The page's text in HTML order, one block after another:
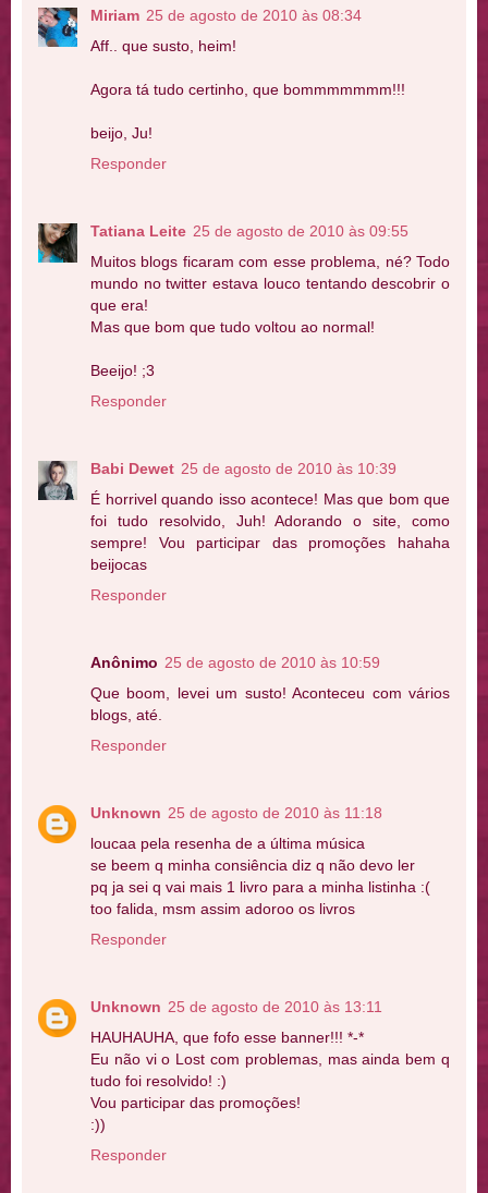
Miriam 25 de agosto de 2010 às 08:34
Aff.. que susto, heim!
Agora tá tudo certinho, que bommmmmmm!!!
beijo, Ju!
Responder
Tatiana Leite 25 de agosto de 2010 às 09:55
Muitos blogs ficaram com esse problema, né? Todo
mundo no twitter estava louco tentando descobrir o
que era!
Mas que bom que tudo voltou ao normal!
Beeijo! ;3
Responder
Babi Dewet 25 de agosto de 2010 às 10:39
É horrivel quando isso acontece! Mas que bom que
foi tudo resolvido, Juh! Adorando o site, como
sempre! Vou participar das promoções hahaha
beijocas
Responder
Anônimo 25 de agosto de 2010 às 10:59
Que boom, levei um susto! Aconteceu com vários
blogs, até.
Responder
Unknown 25 de agosto de 2010 às 11:18
loucaa pela resenha de a última música
se beem q minha consiência diz q não devo ler
pq ja sei q vai mais 1 livro para a minha listinha :(
too falida, msm assim adoroo os livros
Responder
Unknown 25 de agosto de 2010 às 13:11
HAUHAUHA, que fofo esse banner!!! *-*
Eu não vi o Lost com problemas, mas ainda bem q
tudo foi resolvido! :)
Vou participar das promoções!
:))
Responder